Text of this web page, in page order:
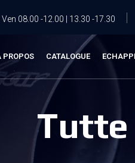
Ven 08.00 -12.00 | 13.30 -17.30
PROPOS CATALOGUE